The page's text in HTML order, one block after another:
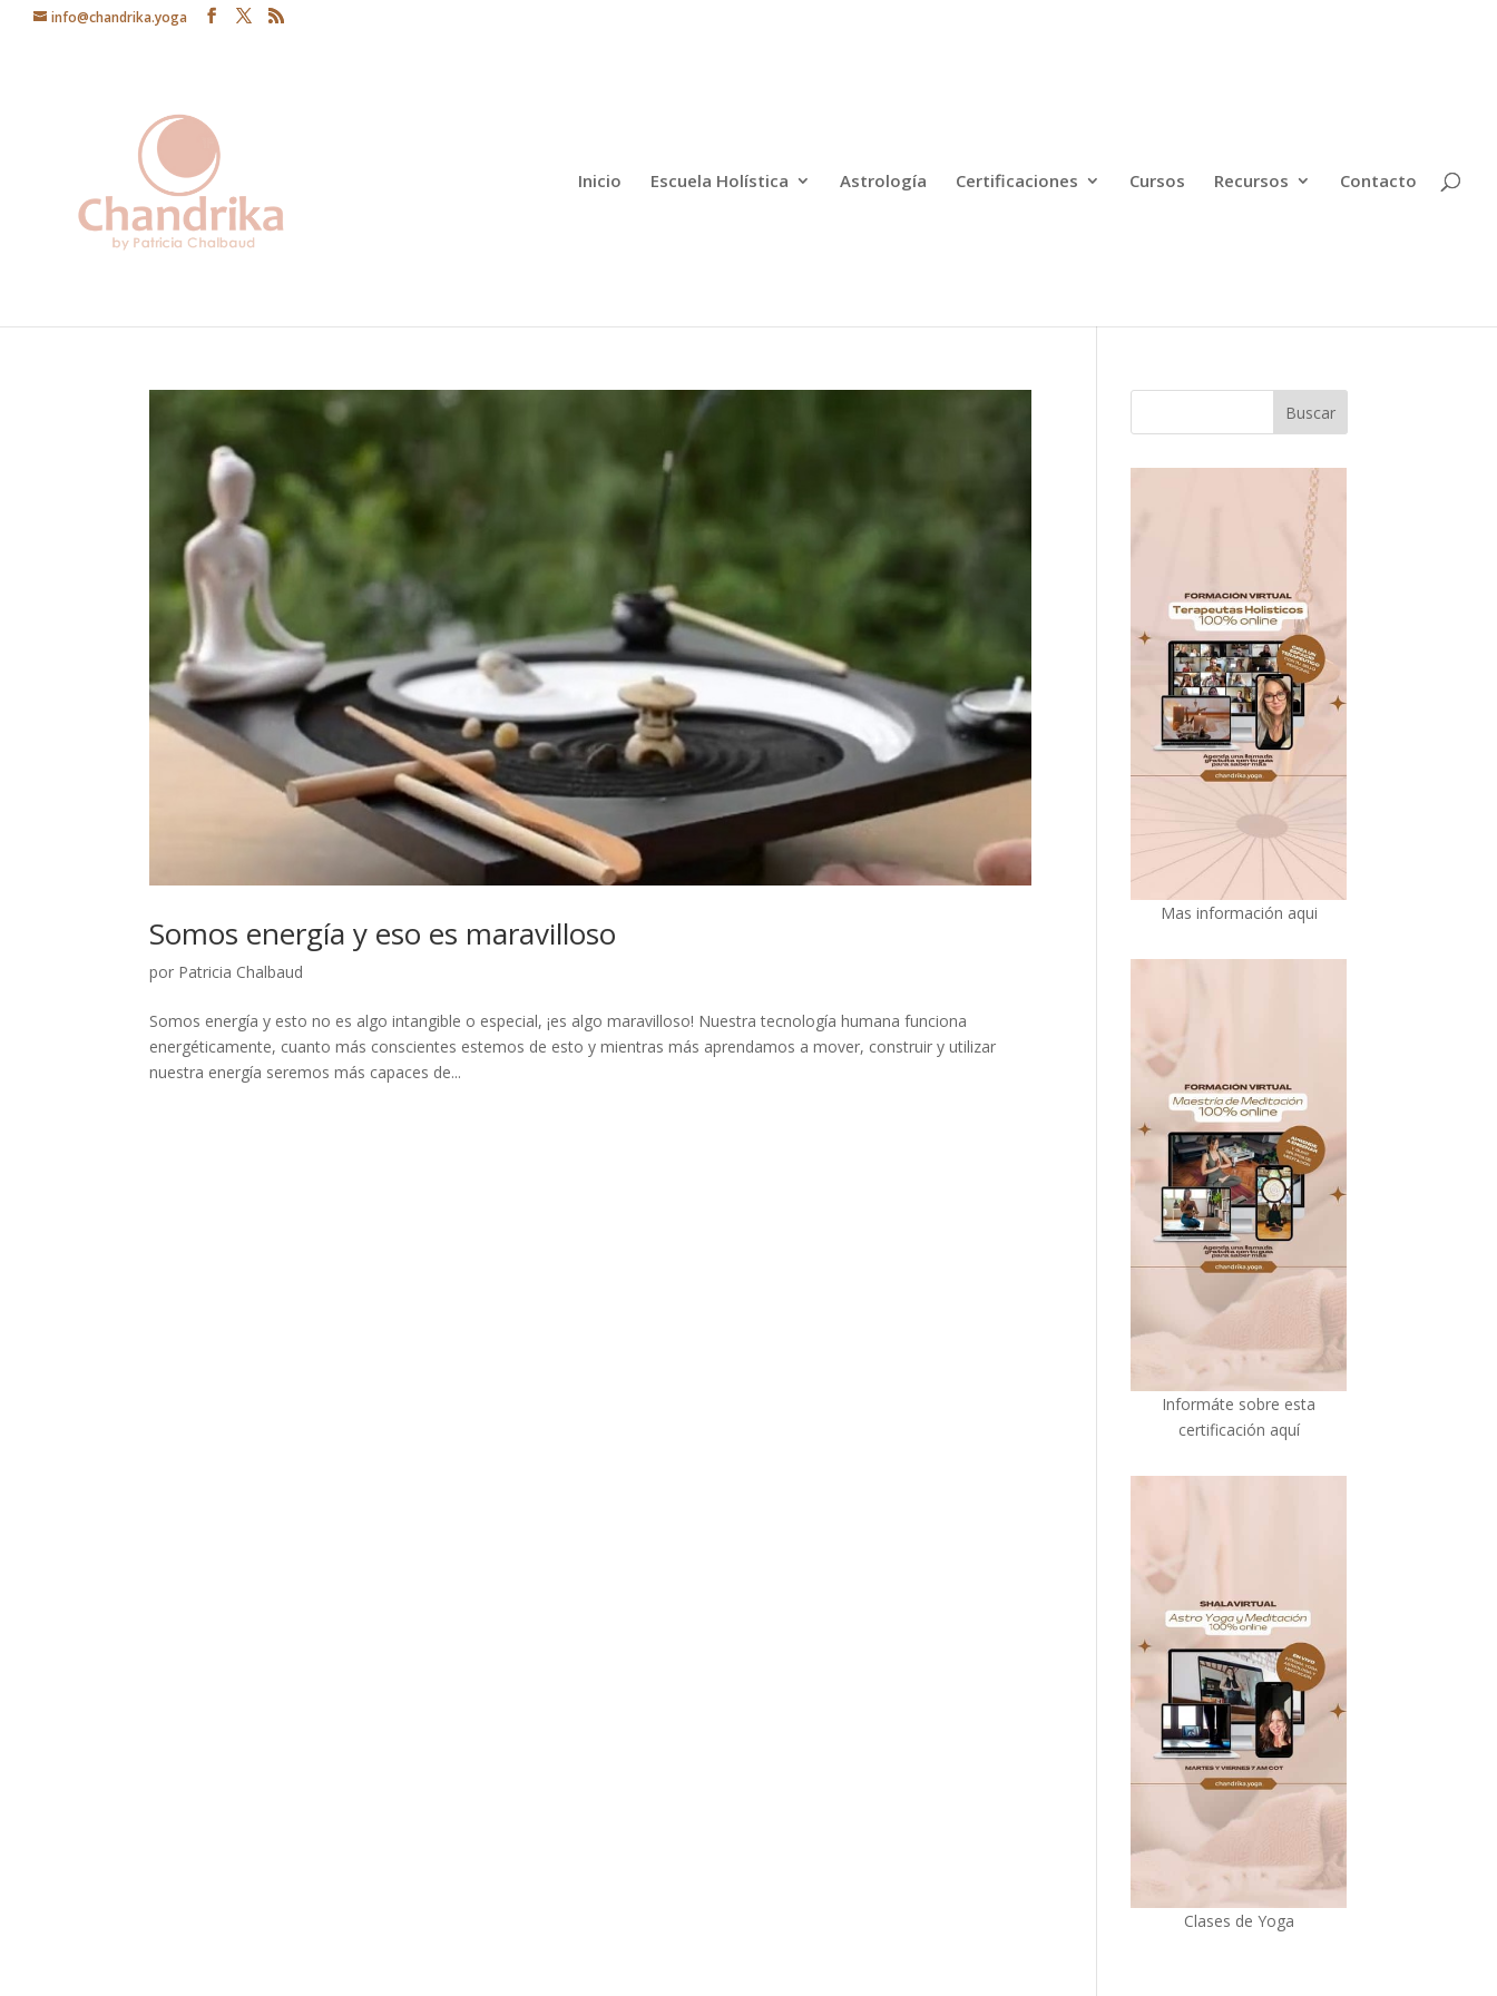
info@chandrika.yoga
Inicio Escuela Holística Astrología Certificaciones Cursos Recursos Contacto
Somos energía y eso es maravilloso
por Patricia Chalbaud
Somos energía y esto no es algo intangible o especial, ¡es algo maravilloso! Nuestra tecnología humana funciona
energéticamente, cuanto más conscientes estemos de esto y mientras más aprendamos a mover, construir y utilizar
nuestra energía seremos más capaces de...
Mas información aqui
Informáte sobre esta
certificación aquí
Clases de Yoga